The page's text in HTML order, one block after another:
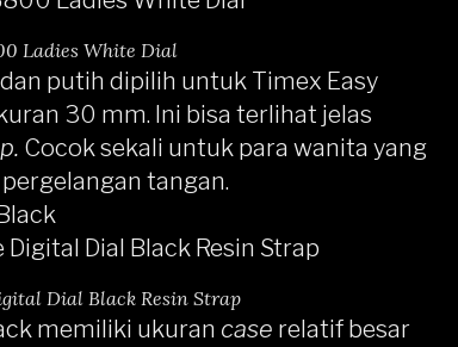
Ladies White Dial
dan putih dipilih untuk Timex Easy
30 mm. Ini bisa terlihat jelas
Cocok sekali untuk para wanita yang
tangan.
Dial Black Resin Strap
memiliki ukuran case relatif besar